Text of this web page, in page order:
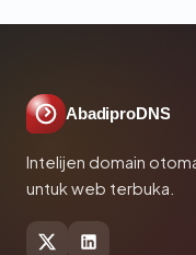
AbadiproDNS
Intelijen domain
untuk web terbuka.